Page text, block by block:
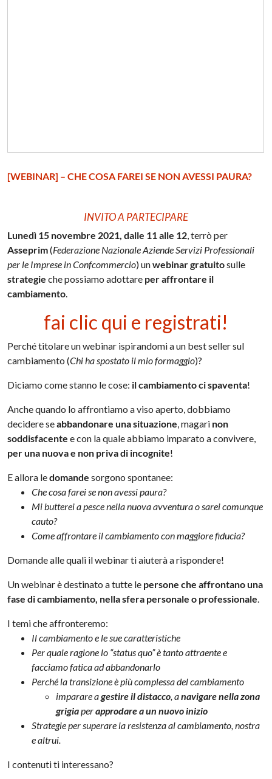
[WEBINAR] – CHE COSA FAREI SE NON AVESSI PAURA?
INVITO A PARTECIPARE
Lunedì 15 novembre 2021, dalle 11 alle 12, terrò per
Asseprim(Federazione Nazionale Aziende Servizi Professionali
per le Imprese in Confcommercio) unwebinar gratuitosulle
strategie che possiamo adottare per affrontare il
cambiamento.
fai clic qui e registrati!
Perché titolare un webinar ispirandomi a un best seller sul
cambiamento (Chi ha spostato il mio formaggio)?
Diciamo come stanno le cose: il cambiamento ci spaventa!
Anche quando lo affrontiamo a viso aperto, dobbiamo
decidere seabbandonare una situazione, magari non
soddisfacente e con la quale abbiamo imparato a convivere,
per una nuova e non priva di incognite!
E allora ledomande sorgono spontanee:
Che cosa farei se non avessi paura?
Mi butterei a pesce nella nuova avventura o sarei comunque
cauto?
Come affrontare il cambiamento con maggiore fiducia?
Domande alle quali il webinar ti aiuterà a rispondere!
Un webinar è destinato a tutte le persone che affrontano una
fase di cambiamento, nella sfera personale o professionale.
I temi che affronteremo:
Il cambiamento e le sue caratteristiche
Per quale ragione lo “status quo” è tanto attraente e
facciamo fatica ad abbandonarlo
Perché la transizione è più complessa del cambiamento
imparare agestire il distacco, anavigare nella zona
grigiaperapprodare a un nuovo inizio
Strategie per superare la resistenza al cambiamento, nostra
e altrui.
I contenuti ti interessano?